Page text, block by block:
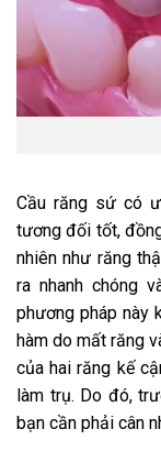
Cầu răng sứ có
tương đối tốt,
nhiên như răng
ra nhanh chóng
phương pháp này
hàm do mất răng
của hai răng kế
làm trụ. Do đó,
bạn cần phải cân